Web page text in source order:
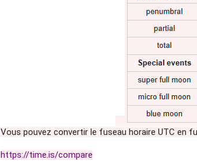
Vous pouvez convertir le fuseau horaire UTC en
https://time.is/compare